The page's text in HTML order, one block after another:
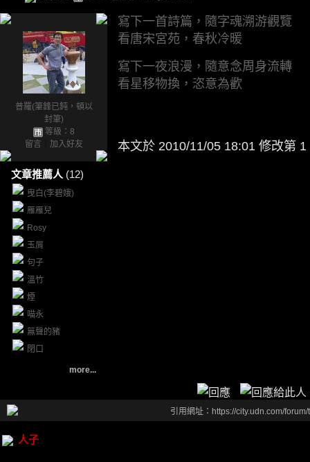
普羅(筆鋒已鈍，頓以
封筆)
等級：8
留言
加入好友
文章推薦人 (12)
曳白(李碧娥)
雁雁兒
Rosy
玉屑
句子
溫竹
煙
喵永
無聲的豬
閉口
more...
寫下一首詩篇 ，隨字魂溯游觀覽
看唐宋宮苑，春秋冷暖
寫下一夜浪漫，隨意念周身流轉
看星移物換，恣意為歡
本文於 2010/11/05 18:01 修改第 1
引用網址：https://city.udn.com/
人子